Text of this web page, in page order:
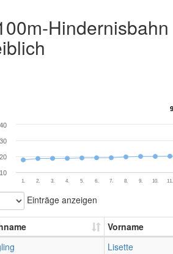
1. 2. 3. 4. 5. 6. 7. 8. 9. 10. 11.
10
20
30
40
Einträge anzeigen
Vorname
Lisette